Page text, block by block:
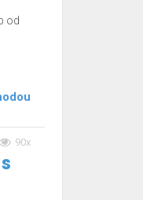
od
90x